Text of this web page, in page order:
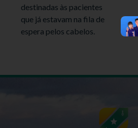
destinadas às pacientes
que já estavam na fila de
espera pelos cabelos.